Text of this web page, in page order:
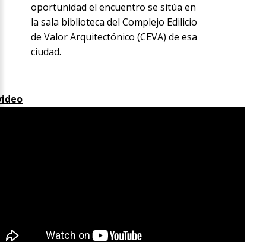
oportunidad el encuentro se sitúa en
la sala biblioteca del Complejo Edilicio
de Valor Arquitectónico (CEVA) de esa
ciudad.